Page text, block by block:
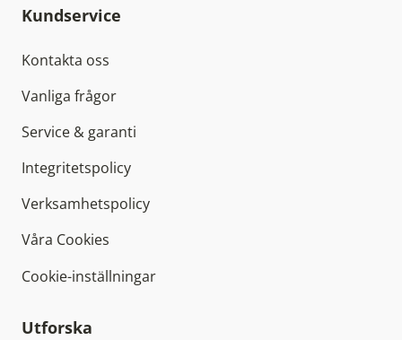
Kundservice
Kontakta oss
Vanliga frågor
Service & garanti
Integritetspolicy
Verksamhetspolicy
Våra Cookies
Cookie-inställningar
Utforska